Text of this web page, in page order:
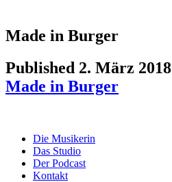
Made in Burger
Published 2. März 2018
Made in Burger
Die Musikerin
Das Studio
Der Podcast
Kontakt